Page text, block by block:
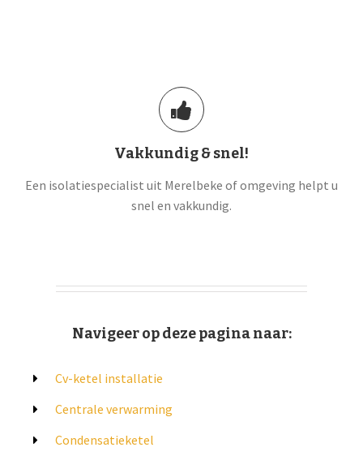
Vakkundig & snel!
Een isolatiespecialist uit Merelbeke of omgeving helpt u
snel en vakkundig.
Navigeer op deze pagina naar:
Cv-ketel installatie
Centrale verwarming
Condensatieketel